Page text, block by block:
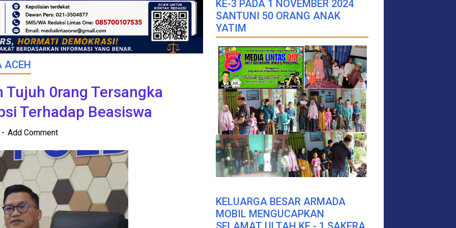
ACEH
Tujuh 0rang Tersangka
Terhadap Beasiswa
Add Comment
KE-3 PADA 1 NOVEMBER 2024
SANTUNI 50 ORANG ANAK
YATIM
KELUARGA BESAR ARMADA
MOBIL MENGUCAPKAN